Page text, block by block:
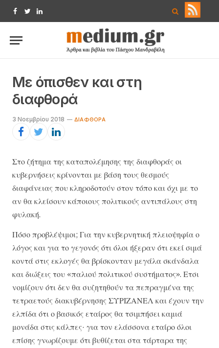
Facebook
TwitterLinkedIn
Με όπισθεν και στη
διαφθορά
3 Νοεμβρίου 2018 ΔΙΑΦΘΟΡΆ
Στο ζήτημα της καταπολέμησης της διαφθοράς οι
κυβερνήσεις κρίνονται με βάση τους θεσμούς
διαφάνειας που κληροδοτούν στον τόπο και όχι με το
αν θα κλείσουν κάποιους πολιτικούς αντιπάλους στη
φυλακή.
Πόσο προβλέψιμοι; Για την κυβερνητική πλειοψηφία ο
λόγος και για το γεγονός ότι όλοι ήξεραν ότι εκεί σιμά
κοντά στις εκλογές θα βρίσκονταν μεγάλα σκάνδαλα
και διώξεις του «παλιού πολιτικού συστήματος». Ετσι
νομίζουν ότι δεν θα συζητηθούν τα πεπραγμένα της
τετραετούς διακυβέρνησης ΣΥΡΙΖΑΝΕΛ και έχουν την
ελπίδα ότι ο βασικός εταίρος θα τσιμπήσει καμιά
μονάδα στις κάλπες· για τον ελάσσονα εταίρο όλοι
επίσης γνωρίζουμε ότι βυθίζεται στα τάρταρα της